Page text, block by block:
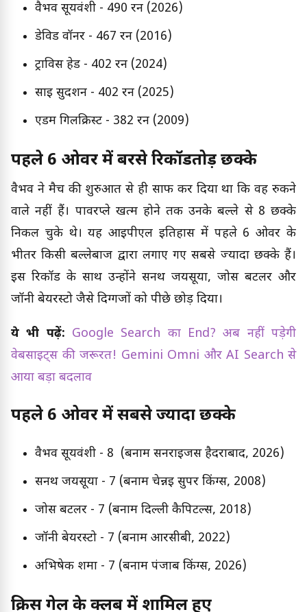
वैभव सूर्यवंशी - 490 रन (2026)
डेविड वॉर्नर - 467 रन (2016)
ट्राविस हेड - 402 रन (2024)
साई सुदर्शन - 402 रन (2025)
एडम गिलक्रिस्ट - 382 रन (2009)
पहले 6 ओवर में बरसे रिकॉर्डतोड़ छक्के
वैभव ने मैच की शुरुआत से ही साफ कर दिया था कि वह रुकने
वाले नहीं हैं। पावरप्ले खत्म होने तक उनके बल्ले से 8 छक्के
निकल चुके थे। यह आईपीएल इतिहास में पहले 6 ओवर के
भीतर किसी बल्लेबाज द्वारा लगाए गए सबसे ज्यादा छक्के हैं।
इस रिकॉर्ड के साथ उन्होंने सनथ जयसूर्या, जोस बटलर और
जॉनी बेयरस्टो जैसे दिग्गजों को पीछे छोड़ दिया।
ये भी पढ़ें: Google Search का End? अब नहीं पड़ेगी
वेबसाइट्स की जरूरत! Gemini Omni और AI Search से
आया बड़ा बदलाव
पहले 6 ओवर में सबसे ज्यादा छक्के
वैभव सूर्यवंशी - 8 (बनाम सनराइजर्स हैदराबाद, 2026)
सनथ जयसूर्या - 7 (बनाम चेन्नई सुपर किंग्स, 2008)
जोस बटलर - 7 (बनाम दिल्ली कैपिटल्स, 2018)
जॉनी बेयरस्टो - 7 (बनाम आरसीबी, 2022)
अभिषेक शर्मा - 7 (बनाम पंजाब किंग्स, 2026)
क्रिस गेल के क्लब में शामिल हुए